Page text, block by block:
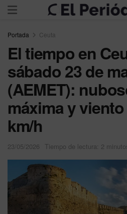
Portada Ceuta
El tiempo en
sábado 23 de
(AEMET):
máxima y viento
km/h
23/05/2026 Tiempo de lectura: 2